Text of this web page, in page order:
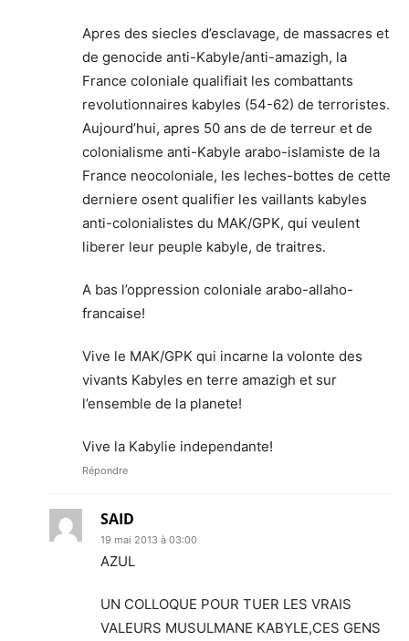
Apres des siecles d’esclavage, de massacres et
de genocide anti-Kabyle/anti-amazigh, la
France coloniale qualifiait les combattants
revolutionnaires kabyles (54-62) de terroristes.
Aujourd’hui, apres 50 ans de de terreur et de
colonialisme anti-Kabyle arabo-islamiste de la
France neocoloniale, les leches-bottes de cette
derniere osent qualifier les vaillants kabyles
anti-colonialistes du MAK/GPK, qui veulent
liberer leur peuple kabyle, de traitres.
A bas l’oppression coloniale arabo-allaho-
francaise!
Vive le MAK/GPK qui incarne la volonte des
vivants Kabyles en terre amazigh et sur
l’ensemble de la planete!
Vive la Kabylie independante!
Répondre
SAID
19 mai 2013 à 03:00
AZUL
UN COLLOQUE POUR TUER LES VRAIS
VALEURS MUSULMANE KABYLE,CES GENS